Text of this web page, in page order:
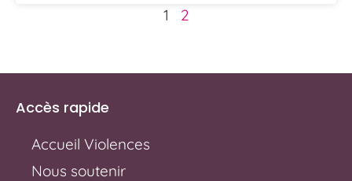
1 2
Accès rapide
Accueil Violences
Nous soutenir